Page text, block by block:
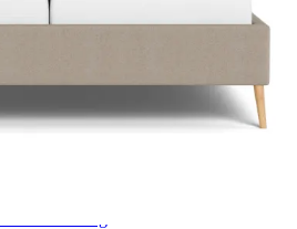
og et moderne design i mange farver og